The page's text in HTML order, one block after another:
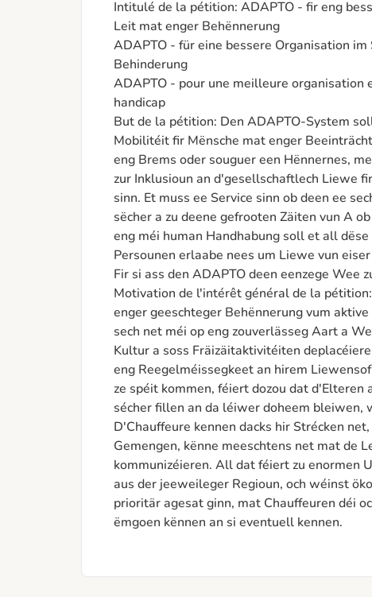
Intitulé de la pétition: ADAPTO - fir eng
Leit mat enger Behënnerung
ADAPTO - für eine bessere Organisation
Behinderung
ADAPTO - pour une meilleure organisation
handicap
But de la pétition: Den ADAPTO-System
Mobilitéit fir Mënsche mat enger
eng Brems oder souguer een Hënnernes,
zur Inklusioun an d'gesellschaftlech Liewe
sinn. Et muss ee Service sinn ob deen ee
sëcher a zu deene gefrooten Zäiten vun A
eng méi human Handhabung soll et all
Persounen erlaabe nees um Liewe vun
Fir si ass den ADAPTO deen eenzege Wee
Motivation de l'intérêt général de la
enger geeschteger Behënnerung vum
sech net méi op eng zouverlässeg Aart a
Kultur a soss Fräizäitaktivitéiten
eng Reegelméissegkeet an hirem
ze spéit kommen, féiert dozou dat d'Elteren
sécher fillen an da léiwer doheem bleiwen,
D'Chauffeure kennen dacks hir Strécken
Gemengen, kënne meeschtens net mat de
kommunizéieren. All dat féiert zu enormen
aus der jeeweileger Regioun, och wéinst
prioritär agesat ginn, mat Chauffeuren déi
ëmgoen kënnen an si eventuell kennen.